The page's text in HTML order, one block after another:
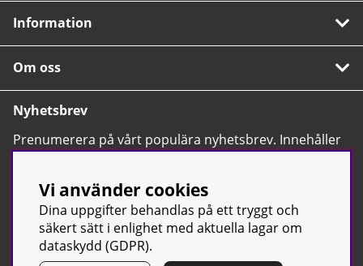
Information
Om oss
Nyhetsbrev
Prenumerera på vårt populära nyhetsbrev. Innehåller
tips, nyheter och våra allra bästa erbjudanden.
Vi använder cookies
Dina uppgifter behandlas på ett tryggt och
säkert sätt i enlighet med aktuella lagar om
dataskydd (GDPR).